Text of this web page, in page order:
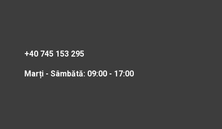
+40 745 153 295
Marți - Sâmbătă: 09:00 - 17:00